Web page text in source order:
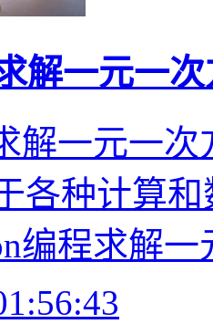
解一元一
解一元一
各种计算
编程求解